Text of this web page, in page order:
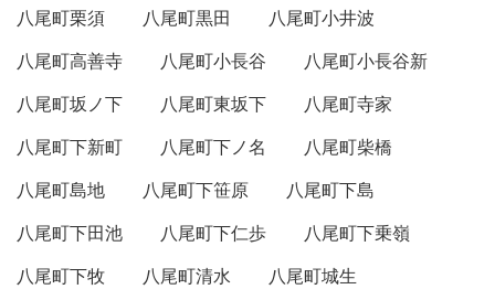
八尾町栗須
八尾町黒田
八尾町小井波
八尾町高善寺
八尾町小長谷
八尾町小長谷新
八尾町坂ノ下
八尾町東坂下
八尾町寺家
八尾町下新町
八尾町下ノ名
八尾町柴橋
八尾町島地
八尾町下笹原
八尾町下島
八尾町下田池
八尾町下仁歩
八尾町下乗嶺
八尾町下牧
八尾町清水
八尾町城生